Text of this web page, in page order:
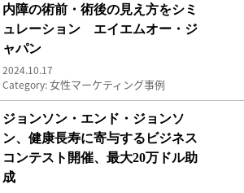
内障の術前・術後の見え方をシミ
ュレーション エイエムオー・ジ
ャパン
2024.10.17
Category:女性マーケティング事例
ジョンソン・エンド・ジョンソン、健康長寿
ジョンソン・エンド・ジョンソ
ン、健康長寿に寄与するビジネス
コンテスト開催、最大20万ドル助
成